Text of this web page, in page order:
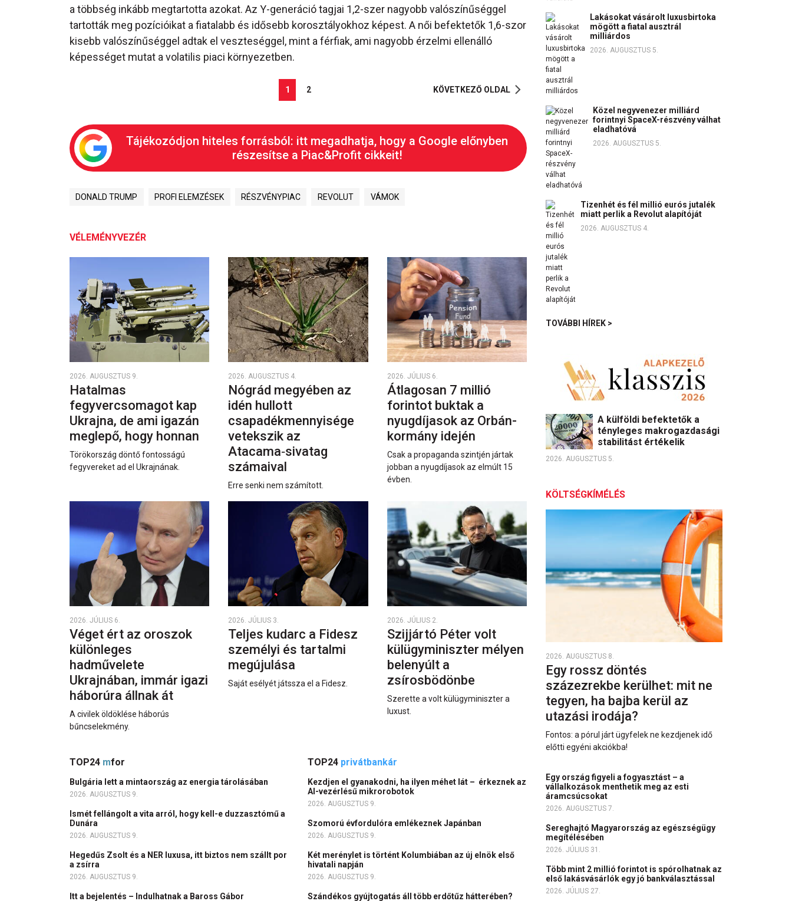
a többség inkább megtartotta azokat. Az Y-generáció tagjai 1,2-szer nagyobb valószínűséggel
tartották meg pozícióikat a fiatalabb és idősebb korosztályokhoz képest. A női befektetők 1,6-szor
kisebb valószínűséggel adtak el veszteséggel, mint a férfiak, ami nagyobb érzelmi ellenálló
képességet mutat a volatilis piaci környezetben.
1 2 KÖVETKEZŐ OLDAL
Tájékozódjon hiteles forrásból: itt megadhatja, hogy a Google előnyben
részesítse a Piac&Profit cikkeit!
DONALD TRUMP PROFI ELEMZÉSEK RÉSZVÉNYPIAC REVOLUT VÁMOK
VÉLEMÉNYVEZÉR
2026. AUGUSZTUS 9.
Hatalmas
fegyvercsomagot kap
Ukrajna, de ami igazán
meglepő, hogy honnan
Törökország döntő fontosságú
fegyvereket ad el Ukrajnának.
2026. AUGUSZTUS 4.
Nógrád megyében az
idén hullott
csapadékmennyisége
vetekszik az
Atacama‑sivatag
számaival
Erre senki nem számított.
2026. JÚLIUS 6.
Átlagosan 7 millió
forintot buktak a
nyugdíjasok az Orbán-
kormány idején
Csak a propaganda szintjén jártak
jobban a nyugdíjasok az elmúlt 15
évben.
2026. JÚLIUS 6.
Véget ért az oroszok
különleges
hadművelete
Ukrajnában, immár igazi
háborúra állnak át
A civilek öldöklése háborús
bűncselekmény.
2026. JÚLIUS 3.
Teljes kudarc a Fidesz
személyi és tartalmi
megújulása
Saját esélyét játssza el a Fidesz.
2026. JÚLIUS 2.
Szijjártó Péter volt
külügyminiszter mélyen
belenyúlt a
zsírosbödönbe
Szerette a volt külügyminiszter a
luxust.
TOP24 mfor
Bulgária lett a mintaország az energia tárolásában
2026. AUGUSZTUS 9.
Ismét fellángolt a vita arról, hogy kell-e duzzasztómű a
Dunára
2026. AUGUSZTUS 9.
Hegedűs Zsolt és a NER luxusa, itt biztos nem szállt por
a zsírra
2026. AUGUSZTUS 9.
Itt a bejelentés – Indulhatnak a Baross Gábor
TOP24 privátbankár
Kezdjen el gyanakodni, ha ilyen méhet lát – érkeznek az
AI-vezérlésű mikrorobotok
2026. AUGUSZTUS 9.
Szomorú évfordulóra emlékeznek Japánban
2026. AUGUSZTUS 9.
Két merénylet is történt Kolumbiában az új elnök első
hivatali napján
2026. AUGUSZTUS 9.
Szándékos gyújtogatás áll több erdőtűz hátterében?
Lakásokat vásárolt luxusbirtoka
mögött a fiatal ausztrál
milliárdos
2026. AUGUSZTUS 5.
Közel negyvenezer milliárd
forintnyi SpaceX-részvény válhat
eladhatóvá
2026. AUGUSZTUS 5.
Tizenhét és fél millió eurós jutalék
miatt perlik a Revolut alapítóját
2026. AUGUSZTUS 4.
TOVÁBBI HÍREK >
A külföldi befektetők a
tényleges makrogazdasági
stabilitást értékelik
2026. AUGUSZTUS 5.
KÖLTSÉGKÍMÉLÉS
2026. AUGUSZTUS 8.
Egy rossz döntés
százezrekbe kerülhet: mit ne
tegyen, ha bajba kerül az
utazási irodája?
Fontos: a pórul járt ügyfelek ne kezdjenek idő
előtti egyéni akciókba!
Egy ország figyeli a fogyasztást – a
vállalkozások menthetik meg az esti
áramcsúcsokat
2026. AUGUSZTUS 7.
Sereghajtó Magyarország az egészségügy
megítélésében
2026. JÚLIUS 31.
Több mint 2 millió forintot is spórolhatnak az
első lakásvásárlók egy jó bankválasztással
2026. JÚLIUS 27.